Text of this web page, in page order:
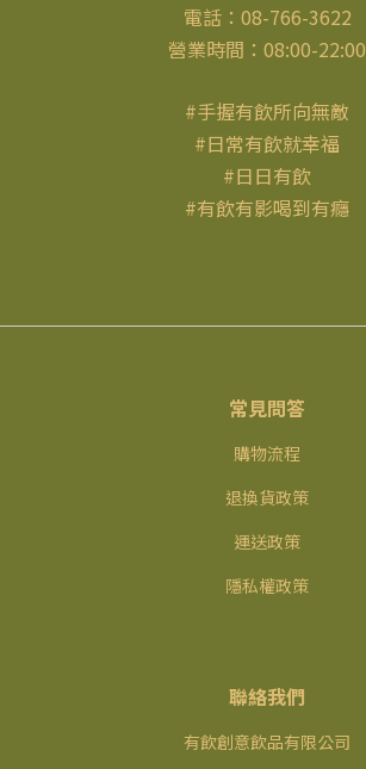
電話：08-766-3622
營業時間：08:00-22:00
#手握有飲所向無敵
#日常有飲就幸福
#日日有飲
#有飲有影喝到有癮
常見問答
購物流程
退換貨政策
運送政策
隱私權政策
聯絡我們
有飲創意飲品有限公司